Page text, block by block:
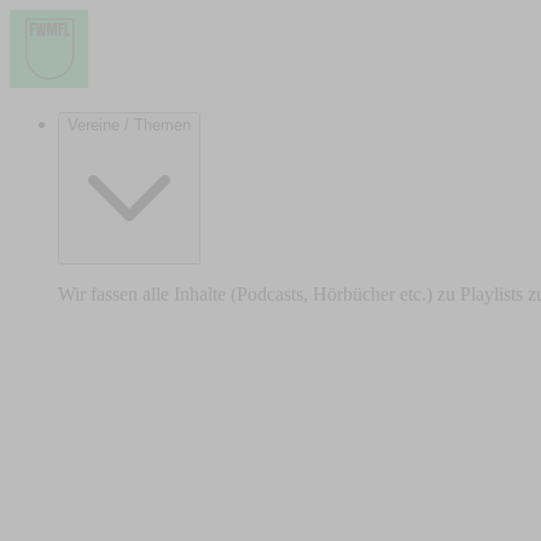
Vereine / Themen
Wir fassen alle Inhalte (Podcasts, Hörbücher etc.) zu Playlists